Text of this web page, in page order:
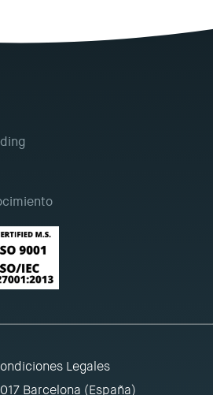
Legales
Barcelona (España)